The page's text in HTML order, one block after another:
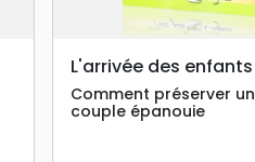
search APERÇU
L'arrivée des enfants
Comment préserver
couple épanouie